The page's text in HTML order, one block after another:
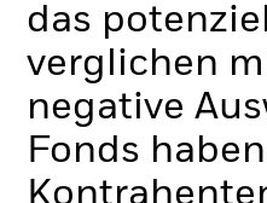
das
verglichen
negative
Fonds